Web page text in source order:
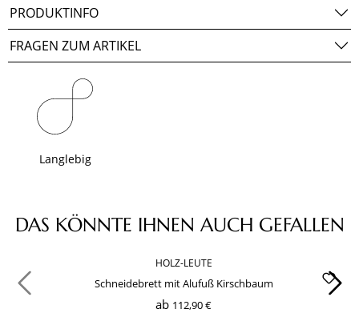
PRODUKTINFO
FRAGEN ZUM ARTIKEL
Langlebig
Produktgalerie überspringen
DAS KÖNNTE IHNEN AUCH GEFALLEN
HOLZ-LEUTE
Schneidebrett mit Alufuß Kirschbaum
ab 112,90 €